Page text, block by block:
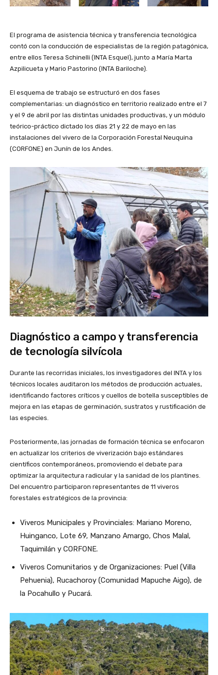
El programa de asistencia técnica y transferencia tecnológica
contó con la conducción de especialistas de la región patagónica,
entre ellos Teresa Schinelli (INTA Esquel), junto a María Marta
Azpilicueta y Mario Pastorino (INTA Bariloche).
El esquema de trabajo se estructuró en dos fases
complementarias: un diagnóstico en territorio realizado entre el 7
y el 9 de abril por las distintas unidades productivas, y un módulo
teórico-práctico dictado los días 21 y 22 de mayo en las
instalaciones del vivero de la Corporación Forestal Neuquina
(CORFONE) en Junín de los Andes.
Diagnóstico a campo y transferencia
de tecnología silvícola
Durante las recorridas iniciales, los investigadores del INTA y los
técnicos locales auditaron los métodos de producción actuales,
identificando factores críticos y cuellos de botella susceptibles de
mejora en las etapas de germinación, sustratos y rustificación de
las especies.
Posteriormente, las jornadas de formación técnica se enfocaron
en actualizar los criterios de viverización bajo estándares
científicos contemporáneos, promoviendo el debate para
optimizar la arquitectura radicular y la sanidad de los plantines.
Del encuentro participaron representantes de 11 viveros
forestales estratégicos de la provincia:
Viveros Municipales y Provinciales: Mariano Moreno,
Huinganco, Lote 69, Manzano Amargo, Chos Malal,
Taquimilán y CORFONE.
Viveros Comunitarios y de Organizaciones: Puel (Villa
Pehuenia), Rucachoroy (Comunidad Mapuche Aigo), de
la Pocahullo y Pucará.